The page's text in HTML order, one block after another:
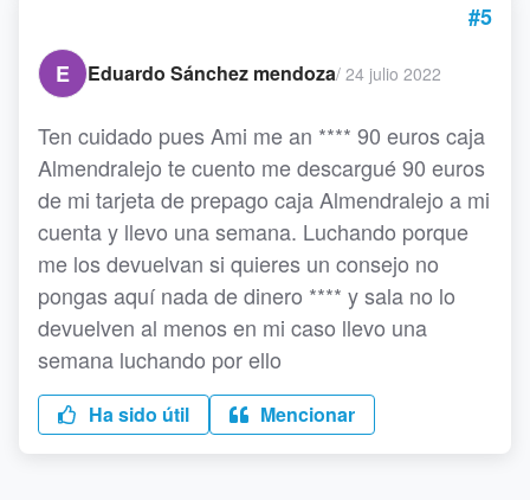
#5
E
Eduardo Sánchez mendoza/ 24 julio 2022
Ten cuidado pues Ami me an **** 90 euros caja
Almendralejo te cuento me descargué 90 euros
de mi tarjeta de prepago caja Almendralejo a mi
cuenta y llevo una semana. Luchando porque
me los devuelvan si quieres un consejo no
pongas aquí nada de dinero **** y sala no lo
devuelven al menos en mi caso llevo una
semana luchando por ello
Ha sido útil Mencionar